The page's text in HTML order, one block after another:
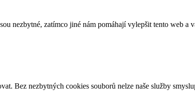
nezbytné, zatímco jiné nám pomáhají vylepšit tento web a
Bez nezbytných cookies souborů nelze naše služby